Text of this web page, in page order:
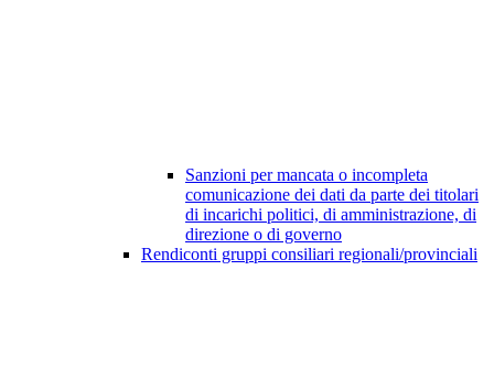
Sanzioni per mancata o incompleta
comunicazione dei dati da parte dei titolari
di incarichi politici, di amministrazione, di
direzione o di governo
Rendiconti gruppi consiliari regionali/provinciali